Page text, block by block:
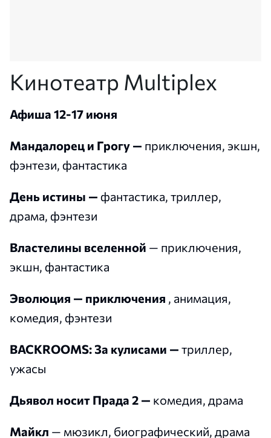
Кинотеатр Multiplex
Афиша 12-17 июня
Мандалорец и Грогу — приключения, экшн,
фэнтези, фантастика
День истины — фантастика, триллер,
драма, фэнтези
Властелины вселенной — приключения,
экшн, фантастика
Эволюция — приключения , анимация,
комедия, фэнтези
BACKROOMS: За кулисами — триллер,
ужасы
Дьявол носит Прада 2 — комедия, драма
Майкл — мюзикл, биографический, драма